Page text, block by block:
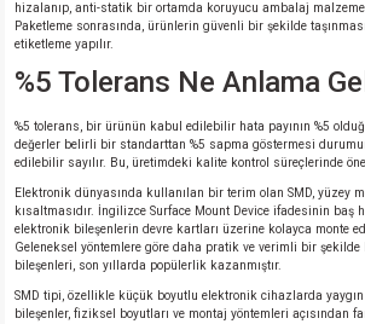
hizalanıp, anti-statik bir ortamda koruyucu ambalaj
Paketleme sonrasında, ürünlerin güvenli bir şekilde
etiketleme yapılır.
%5 Tolerans Ne Anlama
%5 tolerans, bir ürünün kabul edilebilir hata payının %5
değerler belirli bir standarttan %5 sapma göstermesi
edilebilir sayılır. Bu, üretimdeki kalite kontrol süreçlerinde
Elektronik dünyasında kullanılan bir terim olan SMD, yüzey
kısaltmasıdır. İngilizce Surface Mount Device ifadesinin baş
elektronik bileşenlerin devre kartları üzerine kolayca monte
Geleneksel yöntemlere göre daha pratik ve verimli bir şekilde
bileşenleri, son yıllarda popülerlik kazanmıştır.
SMD tipi, özellikle küçük boyutlu elektronik cihazlarda
bileşenler, fiziksel boyutları ve montaj yöntemleri açısından